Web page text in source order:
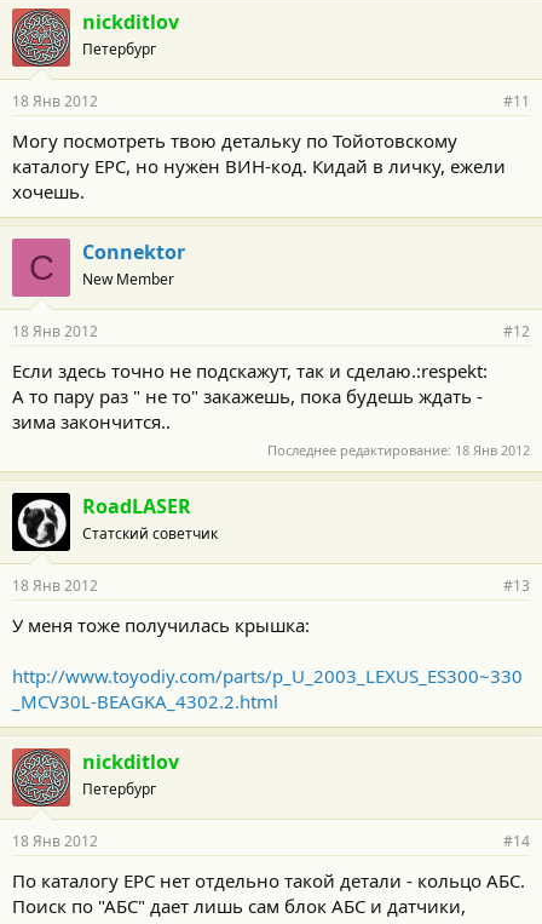
nickditlov
Петербург
18 Янв 2012 #11
Могу посмотреть твою детальку по Тойотовскому
каталогу ЕРС, но нужен ВИН-код. Кидай в личку, ежели
хочешь.
C Connektor
New Member
18 Янв 2012 #12
Если здесь точно не подскажут, так и сделаю.:respekt:
А то пару раз " не то" закажешь, пока будешь ждать -
зима закончится..
Последнее редактирование: 18 Янв 2012
RoadLASER
Статский советчик
18 Янв 2012 #13
У меня тоже получилась крышка:
http://www.toyodiy.com/parts/p_U_2003_LEXUS_ES300~330
_MCV30L-BEAGKA_4302.2.html
nickditlov
Петербург
18 Янв 2012 #14
По каталогу ЕРС нет отдельно такой детали - кольцо АБС.
Поиск по "АБС" дает лишь сам блок АБС и датчики,